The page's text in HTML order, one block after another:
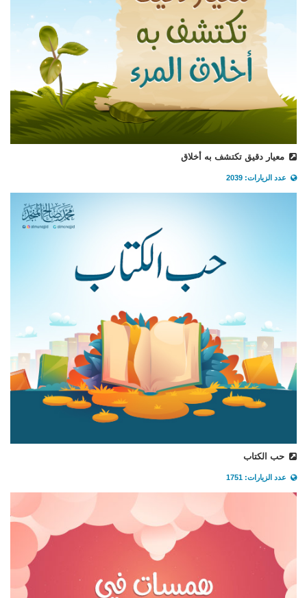
معيار دقيق تكتشف به أخلاق
عدد الزيارات: 2039
حب الكتاب
عدد الزيارات: 1751